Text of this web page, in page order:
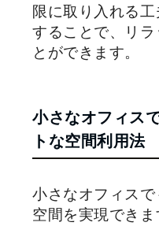
限に取り入れる
することで、リ
とができます。
小さなオフィス
トな空間利用法
小さなオフィス
空間を実現でき